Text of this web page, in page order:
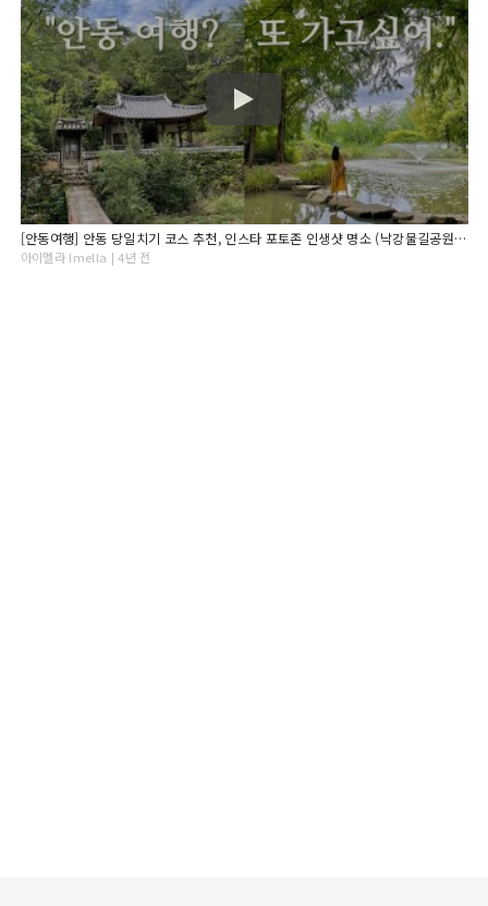
[안동여행] 안동 당일치기 코스 추천, 인스타 포토존 인생샷 명소 (낙강물길공원, 만휴정, 안동찜닭골목, 맘모스베이커리, 미드레인지 카페)
아이멜라 Imella | 4년 전